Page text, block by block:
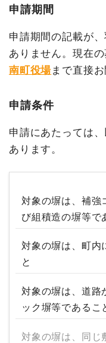
申請期間
申請期間の記載が
ありません。現在
南町役場まで直接
申請条件
申請にあたっては
あります。
対象の塀は、補強
び組積造の塀等で
対象の塀は、町内
と
対象の塀は、道路
ック塀等であるこ
対象の塀は、同じ